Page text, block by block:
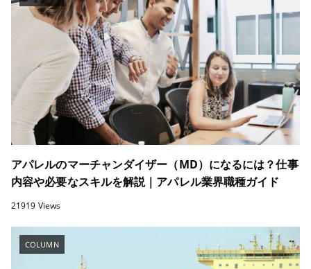
アパレルのマーチャンダイザー（MD）になるには？仕事
内容や必要なスキルを解説｜アパレル業界職種ガイド
21919 Views
COLUMN